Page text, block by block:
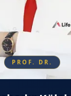
PROF. DR.